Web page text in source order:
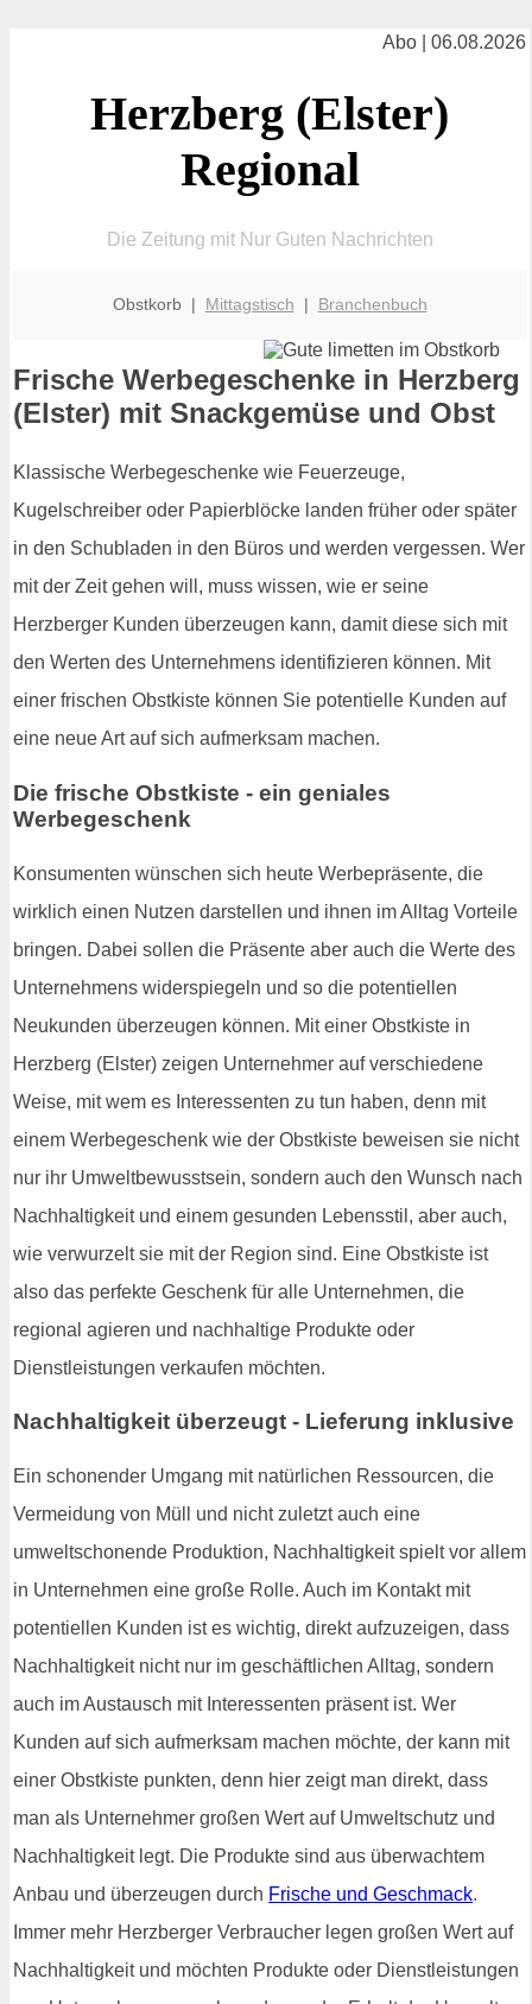
Abo | 06.08.2026
Herzberg (Elster)
Regional
Die Zeitung mit Nur Guten Nachrichten
Obstkorb | Mittagstisch | Branchenbuch
Frische Werbegeschenke in Herzberg
(Elster) mit Snackgemüse und Obst
Klassische Werbegeschenke wie Feuerzeuge,
Kugelschreiber oder Papierblöcke landen früher oder später
in den Schubladen in den Büros und werden vergessen. Wer
mit der Zeit gehen will, muss wissen, wie er seine
Herzberger Kunden überzeugen kann, damit diese sich mit
den Werten des Unternehmens identifizieren können. Mit
einer frischen Obstkiste können Sie potentielle Kunden auf
eine neue Art auf sich aufmerksam machen.
Die frische Obstkiste - ein geniales
Werbegeschenk
Konsumenten wünschen sich heute Werbepräsente, die
wirklich einen Nutzen darstellen und ihnen im Alltag Vorteile
bringen. Dabei sollen die Präsente aber auch die Werte des
Unternehmens widerspiegeln und so die potentiellen
Neukunden überzeugen können. Mit einer Obstkiste in
Herzberg (Elster) zeigen Unternehmer auf verschiedene
Weise, mit wem es Interessenten zu tun haben, denn mit
einem Werbegeschenk wie der Obstkiste beweisen sie nicht
nur ihr Umweltbewusstsein, sondern auch den Wunsch nach
Nachhaltigkeit und einem gesunden Lebensstil, aber auch,
wie verwurzelt sie mit der Region sind. Eine Obstkiste ist
also das perfekte Geschenk für alle Unternehmen, die
regional agieren und nachhaltige Produkte oder
Dienstleistungen verkaufen möchten.
Nachhaltigkeit überzeugt - Lieferung inklusive
Ein schonender Umgang mit natürlichen Ressourcen, die
Vermeidung von Müll und nicht zuletzt auch eine
umweltschonende Produktion, Nachhaltigkeit spielt vor allem
in Unternehmen eine große Rolle. Auch im Kontakt mit
potentiellen Kunden ist es wichtig, direkt aufzuzeigen, dass
Nachhaltigkeit nicht nur im geschäftlichen Alltag, sondern
auch im Austausch mit Interessenten präsent ist. Wer
Kunden auf sich aufmerksam machen möchte, der kann mit
einer Obstkiste punkten, denn hier zeigt man direkt, dass
man als Unternehmer großen Wert auf Umweltschutz und
Nachhaltigkeit legt. Die Produkte sind aus überwachtem
Anbau und überzeugen durch Frische und Geschmack.
Immer mehr Herzberger Verbraucher legen großen Wert auf
Nachhaltigkeit und möchten Produkte oder Dienstleistungen